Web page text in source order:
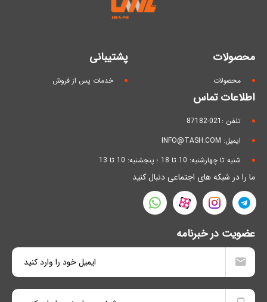
محصولات
محصولات
پشتیبانی
خدمات پس از فروش
اطلاعات تماس
تلفن :021-87182
ایمیل: INFO@TASH.COM
شنبه تا چهارشنبه: 10 تا 18 ؛ پنجشنبه: 10 تا 13
ما را در شبکه های اجتماعی دنبال کنید
عضویت در خبرنامه